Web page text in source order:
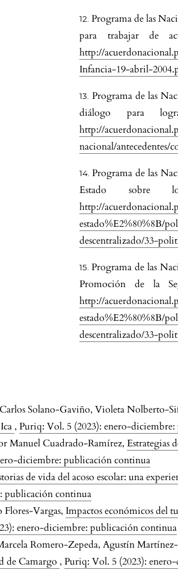
Programa de las
para trabajar de
http://
Infancia-19-abril-
Programa de las
diálogo para
http://
nacional/
Programa de las
Estado sobre
http://
estado%E2%80%8B/
descentralizado/33-
Programa de las
Promoción de la
http://
estado%E2%80%8B/
descentralizado/33-
Solano-Gaviño, Violeta Nolberto-
,Puriq: Vol. 5 (2023): enero-
Manuel Cuadrado-Ramírez,Estrategias
diciembre: publicación continua
de vida del acoso escolar: una
publicación continua
Vargas, Impactos económicos del
enero-diciembre: publicación continua
Romero-Zepeda, Agustín
de Camargo ,Puriq: Vol. 5 (2023):